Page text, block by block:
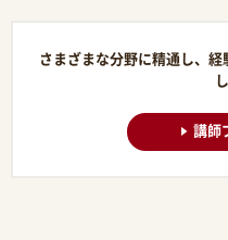
さまざまな分野に精通し、
講師